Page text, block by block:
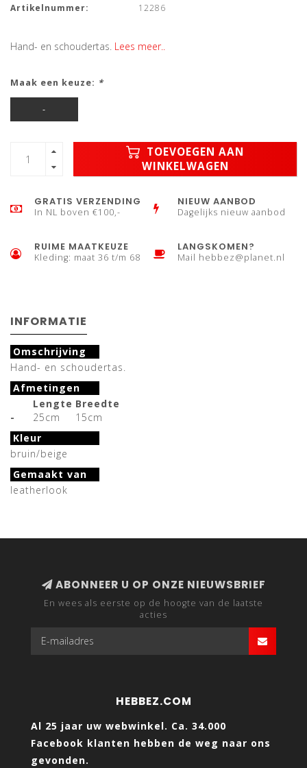
Artikelnummer: 12286
Hand- en schoudertas. Lees meer..
Maak een keuze: *
-
TOEVOEGEN AAN
WINKELWAGEN
GRATIS VERZENDING
In NL boven €100,-
NIEUW AANBOD
Dagelijks nieuw aanbod
RUIME MAATKEUZE
Kleding: maat 36 t/m 68
LANGSKOMEN?
Mail hebbez@planet.nl
INFORMATIE
Omschrijving
Hand- en schoudertas.
Afmetingen
Lengte Breedte
-
25cm
15cm
Kleur
bruin/beige
Gemaakt van
leatherlook
ABONNEER U OP ONZE NIEUWSBRIEF
En wees als eerste op de hoogte van de laatste
acties
HEBBEZ.COM
Al 25 jaar uw webwinkel. Ca. 34.000
Facebook klanten hebben de weg naar ons
gevonden.